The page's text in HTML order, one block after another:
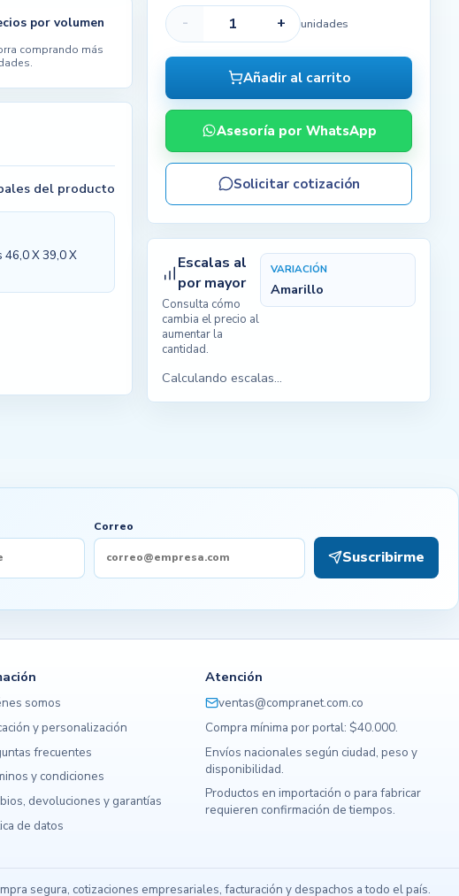
por volumen
comprando más
del producto
46,0 X 39,0 X
- + unidades
Añadir al carrito
Asesoría por WhatsApp
Solicitar cotización
Escalas al
por mayor
Consulta cómo
cambia el precio al
aumentar la
cantidad.
VARIACIÓN
Amarillo
Calculando escalas...
Correo
Suscribirme
somos
y personalización
frecuentes
y condiciones
devoluciones y garantías
de datos
Atención
ventas@compranet.com.co
Compra mínima por portal: $40.000.
Envíos nacionales según ciudad, peso y
disponibilidad.
Productos en importación o para fabricar
requieren confirmación de tiempos.
segura, cotizaciones empresariales, facturación y despachos a todo el país.